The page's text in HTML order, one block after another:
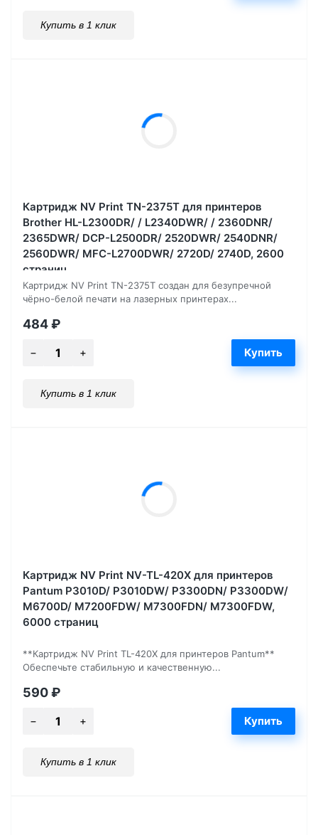
Купить в 1 клик
Картридж NV Print TN-2375T для принтеров
Brother HL-L2300DR/ / L2340DWR/ / 2360DNR/
2365DWR/ DCP-L2500DR/ 2520DWR/ 2540DNR/
2560DWR/ MFC-L2700DWR/ 2720D/ 2740D, 2600
страниц
Картридж NV Print TN-2375T создан для безупречной
чёрно-белой печати на лазерных принтерах...
484₽
Купить в 1 клик
Картридж NV Print NV-TL-420X для принтеров
Pantum P3010D/ P3010DW/ P3300DN/ P3300DW/
M6700D/ M7200FDW/ M7300FDN/ M7300FDW,
6000 страниц
**Картридж NV Print TL-420X для принтеров Pantum**
Обеспечьте стабильную и качественную...
590₽
Купить в 1 клик